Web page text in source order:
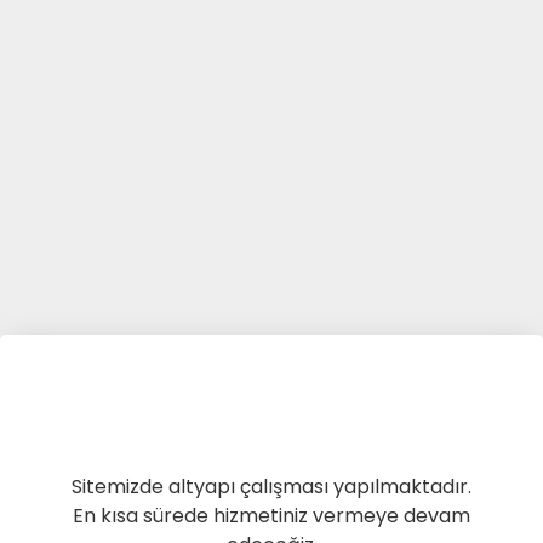
Sitemizde altyapı çalışması yapılmaktadır.
En kısa sürede hizmetiniz vermeye devam